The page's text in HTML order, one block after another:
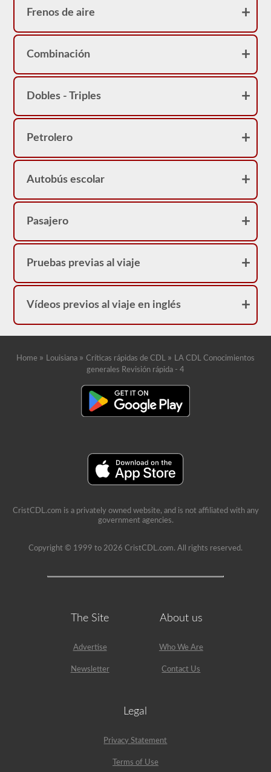
Frenos de aire
Combinación
Dobles - Triples
Petrolero
Autobús escolar
Pasajero
Pruebas previas al viaje
Vídeos previos al viaje en inglés
Home » Louisiana » Críticas rápidas de CDL » LA CDL Conocimientos
generales Revisión rápida - 4
CristCDL.com is a privately owned website, and is not affiliated with any
government agencies.
Copyright © 1999 to 2026 CristCDL.com. All rights reserved.
The Site
Advertise
Newsletter
About us
Who We Are
Contact Us
Legal
Privacy Statement
Terms of Use